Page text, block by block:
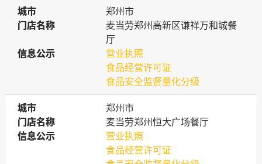
城市
城市
郑州市
门店名称
门店名称
麦当劳郑州高新区谦祥万和城餐
厅
信息公示
信息公示
营业执照
食品经营许可证
食品安全监督量化分级
城市
城市
郑州市
门店名称
门店名称
麦当劳郑州恒大广场餐厅
信息公示
信息公示
营业执照
食品经营许可证